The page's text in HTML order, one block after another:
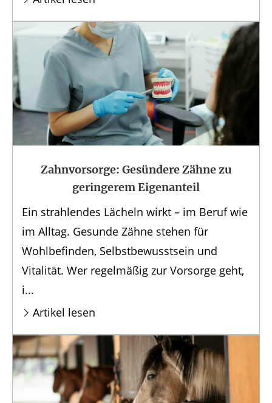
Zahnvorsorge: Gesündere Zähne zu
geringerem Eigenanteil
Ein strahlendes Lächeln wirkt – im Beruf wie
im Alltag. Gesunde Zähne stehen für
Wohlbefinden, Selbstbewusstsein und
Vitalität. Wer regelmäßig zur Vorsorge geht,
i...
Artikel lesen